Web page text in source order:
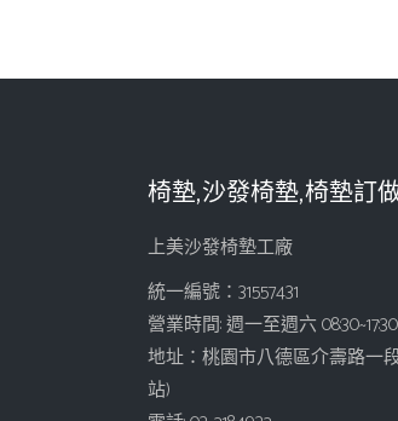
椅墊,沙發椅墊,椅墊訂
上美沙發椅墊工廠
統一編號：31557431
營業時間: 週一至週六 08:30~17:30
地址：桃園市八德區介壽路一
站)